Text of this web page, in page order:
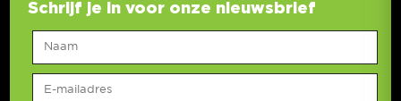
Schrijf je in voor onze nieuwsbrief